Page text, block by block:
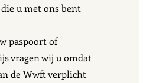
u met ons bent
paspoort of
vragen wij u omdat
de Wwft verplicht